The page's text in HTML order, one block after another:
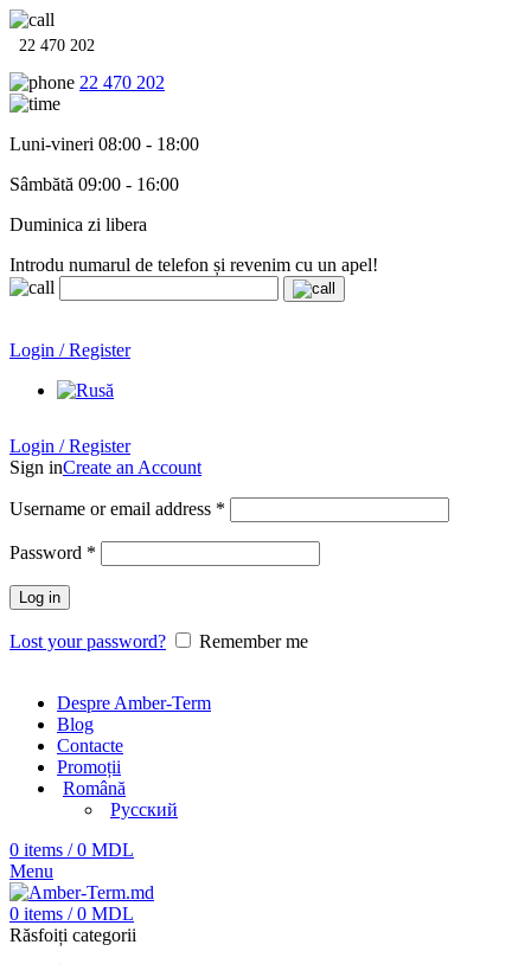
22 470 202
22 470 202
Luni-vineri 08:00 - 18:00
Sâmbătă 09:00 - 16:00
Duminica zi libera
Introdu numarul de telefon și revenim cu un apel!
Login / Register
Login / Register
Sign inCreate an Account
Username or email address *
Password *
Log in
Lost your password? Remember me
Despre Amber-Term
Blog
Contacte
Promoții
Română
Русский
0 items / 0 MDL
Menu
0 items / 0 MDL
Răsfoiți categorii